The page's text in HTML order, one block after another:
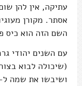
עתיקה, אין להן
אסתר. מקורן
השם הזה הוא כיס
עם השנים יהודי
(שיכולה לבוא
ושיבשו את שמה